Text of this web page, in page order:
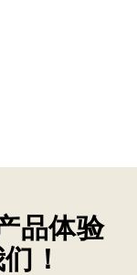
品体验
！